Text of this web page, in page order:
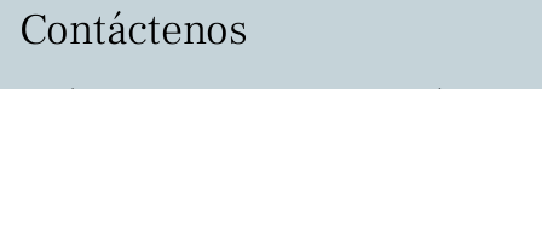
Contáctenos
Permítanos ayudarlo a encontrar lo que está